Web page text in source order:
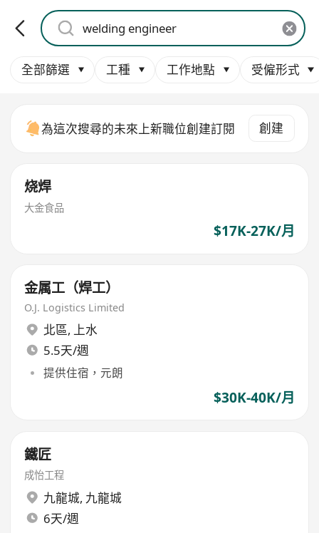
全部篩選 工種 工作地點 受僱形式
為這次搜尋的未來上新職位創建訂閱 創建
烧焊
大金食品
$17K-27K/月
金属工（焊工）
O.J. Logistics Limited
北區, 上水
5.5天/週
提供住宿，元朗
$30K-40K/月
鐵匠
成怡工程
九龍城, 九龍城
6天/週